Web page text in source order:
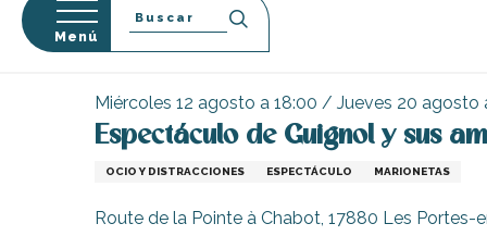
Menú
Buscar
Página Web
Miércoles 12 agosto a 18:00 / Jueves 20 agosto
Espectáculo de Guignol y sus
OCIO Y DISTRACCIONES ESPECTÁCULO MARIONETAS
Route de la Pointe à Chabot, 17880 Les Portes-